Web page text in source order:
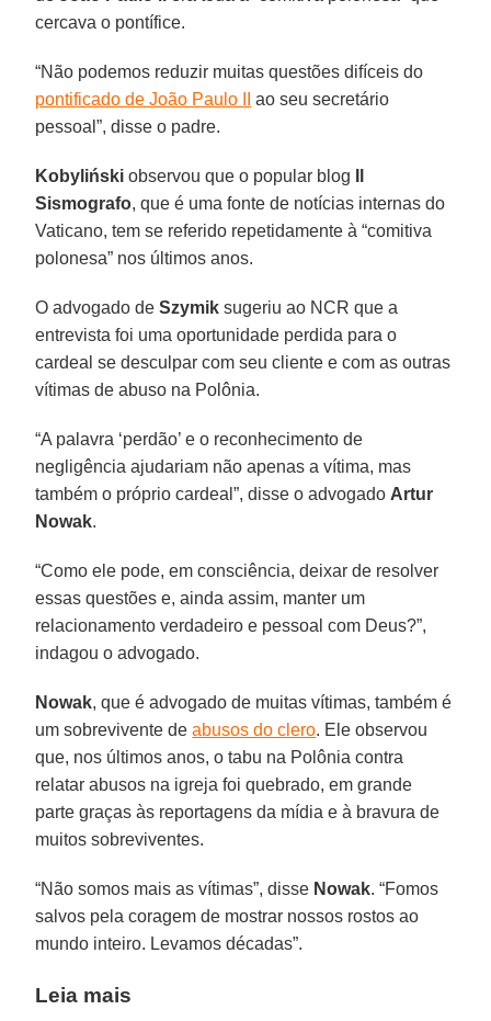
cercava o pontífice.
“Não podemos reduzir muitas questões difíceis do
pontificado de João Paulo II
ao seu secretário
pessoal”, disse o padre.
Kobyliński observou que o popular blog
Sismografo, que é uma fonte de notícias internas do
Vaticano, tem se referido repetidamente à “comitiva
polonesa” nos últimos anos.
O advogado deSzymik sugeriu ao NCR que a
entrevista foi uma oportunidade perdida para o
cardeal se desculpar com seu cliente e com as outras
vítimas de abuso na Polônia.
“A palavra ‘perdão’ e o reconhecimento de
negligência ajudariam não apenas a vítima, mas
também o próprio cardeal”, disse o advogado Artur
Nowak.
“Como ele pode, em consciência, deixar de resolver
essas questões e, ainda assim, manter um
relacionamento verdadeiro e pessoal com Deus?”,
indagou o advogado.
Nowak, que é advogado de muitas vítimas, também é
um sobrevivente deabusos do clero. Ele observou
que, nos últimos anos, o tabu na Polônia contra
relatar abusos na igreja foi quebrado, em grande
parte graças às reportagens da mídia e à bravura de
muitos sobreviventes.
“Não somos mais as vítimas”, disse Nowak. “Fomos
salvos pela coragem de mostrar nossos rostos ao
mundo inteiro. Levamos décadas”.
Leia mais